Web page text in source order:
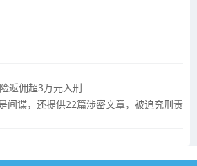
返佣超3万元入刑
间谍，还提供22篇涉密文章，被追究刑责